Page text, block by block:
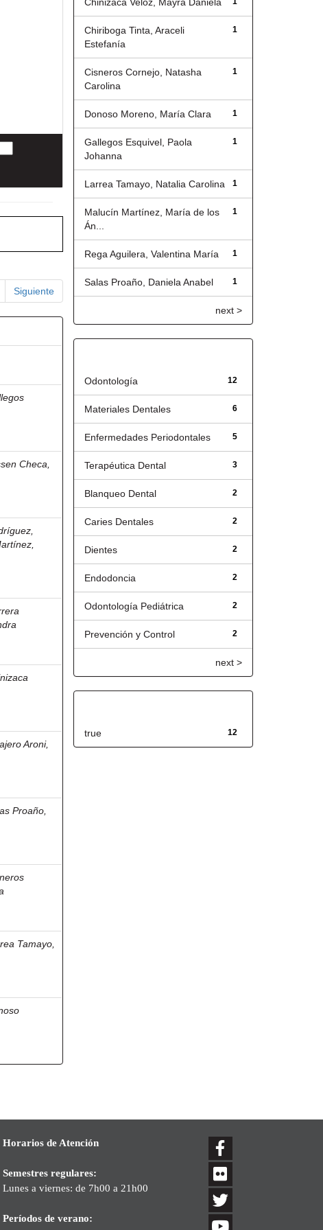
Siguiente
Checa,
Aroni,
Proaño,
Tamayo,
1
Chiriboga Tinta, Araceli
Estefanía
1
Cisneros Cornejo, Natasha
Carolina
1
Donoso Moreno, María Clara
1
Gallegos Esquivel, Paola
Johanna
1
Larrea Tamayo, Natalia Carolina
1
Malucín Martínez, María de los
Án...
1
Rega Aguilera, Valentina María
1
Salas Proaño, Daniela Anabel
next >
12
Odontología
6
Materiales Dentales
5
Enfermedades Periodontales
3
Terapéutica Dental
2
Blanqueo Dental
2
Caries Dentales
2
Dientes
2
Endodoncia
2
Odontología Pediátrica
2
Prevención y Control
next >
12
true
Horarios de Atención
Semestres regulares:
Lunes a viernes: de 7h00 a 21h00
Períodos de verano: